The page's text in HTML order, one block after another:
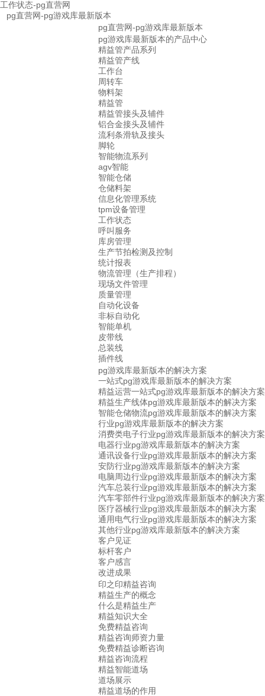
工作状态-pg直营网
pg直营网-pg游戏库最新版本
pg直营网-pg游戏库最新版本
pg游戏库最新版本的产品中心
精益管产品系列
精益管产线
工作台
周转车
物料架
精益管
精益管接头及辅件
铝合金接头及辅件
流利条滑轨及接头
脚轮
智能物流系列
agv智能
智能仓储
仓储料架
信息化管理系统
tpm设备管理
工作状态
呼叫服务
库房管理
生产节拍检测及控制
统计报表
物流管理（生产排程）
现场文件管理
质量管理
自动化设备
非标自动化
智能单机
皮带线
总装线
插件线
pg游戏库最新版本的解决方案
一站式pg游戏库最新版本的解决方案
精益运营一站式pg游戏库最新版本的解决方案
精益生产线体pg游戏库最新版本的解决方案
智能仓储物流pg游戏库最新版本的解决方案
行业pg游戏库最新版本的解决方案
消费类电子行业pg游戏库最新版本的解决方案
电器行业pg游戏库最新版本的解决方案
通讯设备行业pg游戏库最新版本的解决方案
安防行业pg游戏库最新版本的解决方案
电脑周边行业pg游戏库最新版本的解决方案
汽车总装行业pg游戏库最新版本的解决方案
汽车零部件行业pg游戏库最新版本的解决方案
医疗器械行业pg游戏库最新版本的解决方案
通用电气行业pg游戏库最新版本的解决方案
其他行业pg游戏库最新版本的解决方案
客户见证
标杆客户
客户感言
改进成果
印之印精益咨询
精益生产的概念
什么是精益生产
精益知识大全
免费精益咨询
精益咨询师资力量
免费精益诊断咨询
精益咨询流程
精益智能道场
道场展示
精益道场的作用